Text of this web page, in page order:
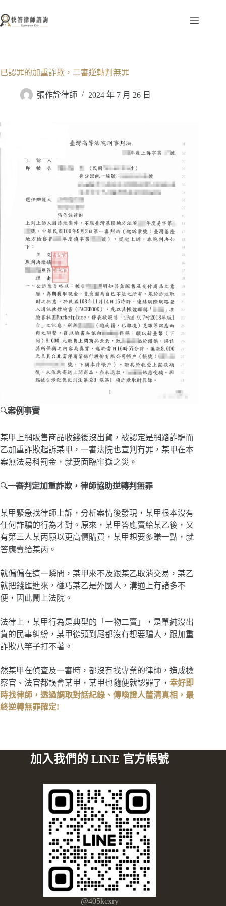
至
容
已認罪的加重詐欺，二審逆轉判無罪
張作詮律師 2024 年 7 月 26 日
🔍案例事實
某甲上網販售商品收錢後沒出貨，被認定是網路詐騙而
乙加重詐欺起訴某甲，一審法院也宣判有罪，某甲在本
案無法易科罰金，就要面臨牢獄之災。
🔍一審判定加重詐欺，律師協助逆轉判無罪
某甲緊急找律師上訴，分析案情後發現，某甲根本沒有
任何詐騙的行為才對。原來，某甲答應賣給某乙後，又
有第三人某丙願以更高價購買，某甲想要多賺一點，就
答應賣給某丙。
就偏偏在這一瞬間，某甲來不及跟某乙取消交易，某乙
就把錢匯進來，碰巧某乙是外國人，溝通上有諸多不
便，因此鬧上法院。
法律上，某甲行為是典型的「一物二賣」，是單純沒出
貨的民事糾紛，某甲從頭到尾都沒有想要騙人，跟加重
詐欺八竿子打不著。
然某甲在偵查及一審時，都沒有找專業的律師，造成檢
察官、法官都誤會某甲，某甲也隨便就認罪了， 幸好即
時找律師，透過調取對話紀錄、傳喚證人釐清真相，最
終逆轉無罪確定!
加入我們的 LINE 官方帳號
@405kcxry